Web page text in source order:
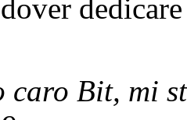
caro Bit, mi